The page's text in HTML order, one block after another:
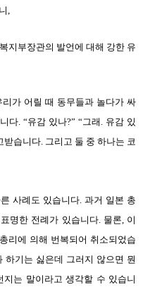
,
지부장관의 발언에 대해 강한 유
가 어릴 때 동무들과 놀다가 싸
다. “유감 있나?” “그래. 유감 있
습니다. 그리고 둘 중 하나는 코
사례도 있습니다. 과거 일본 총
명한 전례가 있습니다. 물론, 이
리에 의해 번복되어 취소되었습
하기는 싫은데 그러지 않으면 뭔
는 말이라고 생각할 수 있습니